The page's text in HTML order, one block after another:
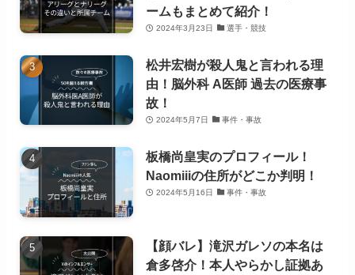
ームもまとめて紹介！
2024年3月23日 選手・競技
松井宏樹が殺人鬼と言われる理
由！脳外科 A医師 過去の医療事
故！
2024年5月7日 事件・事故
板橋尚皇実のプロフィール！
Naomiiiの住所がどこか判明！
2024年5月16日 事件・事故
【顔バレ】滝沢ガレソの本名は
倉多啓介！本人やらかし証拠あ